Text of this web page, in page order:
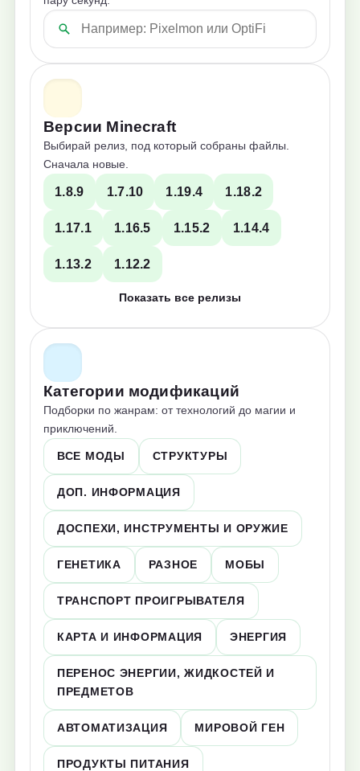
Версии Minecraft
Выбирай релиз, под который собраны файлы.
Сначала новые.
1.8.9 1.7.10 1.19.4 1.18.2
1.17.1 1.16.5 1.15.2 1.14.4
1.13.2 1.12.2
Показать все релизы
Категории модификаций
Подборки по жанрам: от технологий до магии и
приключений.
ВСЕ МОДЫ СТРУКТУРЫ
ДОП. ИНФОРМАЦИЯ
ДОСПЕХИ, ИНСТРУМЕНТЫ И ОРУЖИЕ
ГЕНЕТИКА РАЗНОЕ МОБЫ
ТРАНСПОРТ ПРОИГРЫВАТЕЛЯ
КАРТА И ИНФОРМАЦИЯ ЭНЕРГИЯ
ПЕРЕНОС ЭНЕРГИИ, ЖИДКОСТЕЙ И
ПРЕДМЕТОВ
АВТОМАТИЗАЦИЯ МИРОВОЙ ГЕН
ПРОДУКТЫ ПИТАНИЯ